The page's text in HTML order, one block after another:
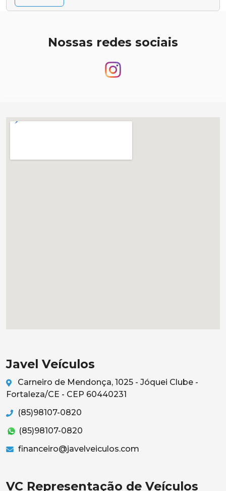
Nossas redes sociais
Javel Veículos
Carneiro de Mendonça, 1025 - Jóquei Clube -
Fortaleza/CE - CEP 60440231
(85)98107-0820
(85)98107-0820
financeiro@javelveiculos.com
VC Representação de Veículos